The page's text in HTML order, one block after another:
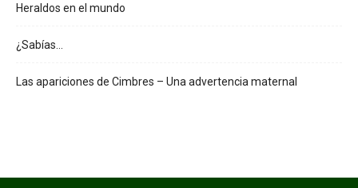
Heraldos en el mundo
¿Sabías…
Las apariciones de Cimbres – Una advertencia maternal